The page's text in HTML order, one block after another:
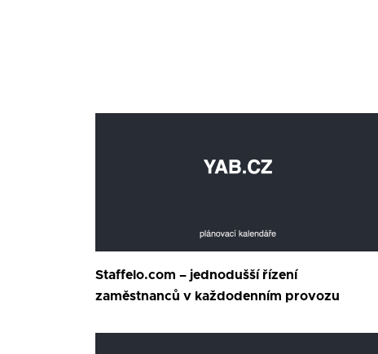
Staffelo.com – jednodušší řízení
zaměstnanců v každodenním provozu